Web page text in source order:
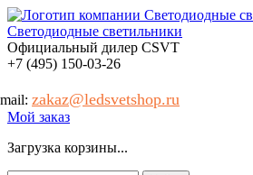
Светодиодные светильники
Официальный дилер CSVT
+7 (495) 150-03-26
zakaz@ledsvetshop.ru
Мой заказ
Загрузка корзины...